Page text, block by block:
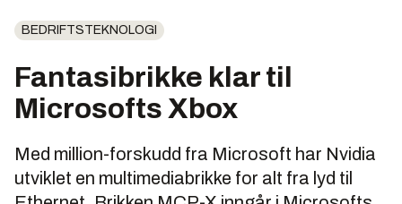
BEDRIFTSTEKNOLOGI
Fantasibrikke klar til
Microsofts Xbox
Med million-forskudd fra Microsoft har Nvidia
utviklet en multimediabrikke for alt fra lyd til